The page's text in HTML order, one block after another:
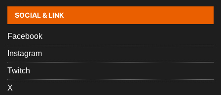
SOCIAL & LINK
Facebook
Instagram
Twitch
X